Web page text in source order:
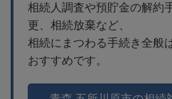
相続人調査や預貯金の解約
更、相続放棄など、
相続にまつわる手続き全般
おすすめです。